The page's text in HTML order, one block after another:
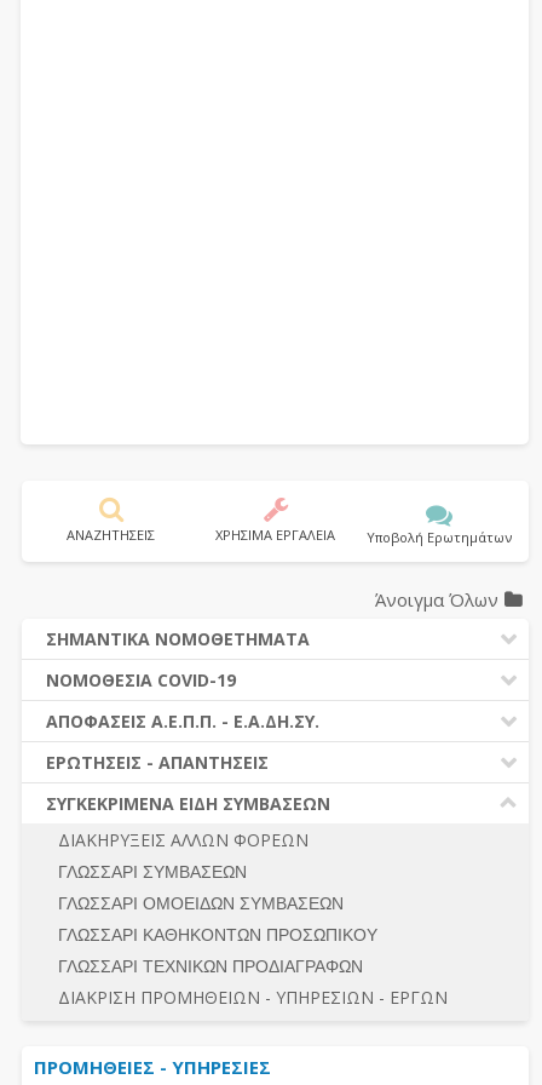
ΑΝΑΖΗΤΗΣΕΙΣ ΧΡΗΣΙΜΑ ΕΡΓΑΛΕΙΑ Υποβολή Ερωτημάτων
Άνοιγμα Όλων
ΣΗΜΑΝΤΙΚΑ ΝΟΜΟΘΕΤΗΜΑΤΑ
ΔΗΜΟΣΙΕΣ ΣΥΜΒΑΣΕΙΣ (Ν. 4412/2016)
ΔΗΜΟΤΙΚΟΣ ΚΩΔΙΚΑΣ (Ν.3463/2006)
ΚΑΛΛΙΚΡΑΤΗΣ (Ν.3852/2010)
ΝΟΜΟΘΕΣΙΑ - ΝΟΜΟΛΟΓΙΑ (ΣΥΝΟΛΟ)
ΝΟΜΟΘΕΣΙΑ COVID-19
ΝΟΜΟΘΕΣΙΑ - ΝΟΜΟΛΟΓΙΑ COVID -19
ΕΡΩΤΗΣΕΙΣ - ΑΠΑΝΤΗΣΕΙΣ
ΑΠΟΦΑΣΕΙΣ Α.Ε.Π.Π. - Ε.Α.ΔΗ.ΣΥ.
ΠΡΟΔΙΚΑΣΤΙΚΗ ΠΡΟΣΦΥΓΗ
ΓΕΝΙΚΟΙ ΚΑΝΟΝΕΣ
ΔΙΚΑΙΟΥΜΕΝΟΙ ΣΥΜΜΕΤΟΧΗΣ
ΠΡΟΣΦΟΡΕΣ – ΔΙΚΑΙΟΛΟΓΗΤΙΚΑ ΣΥΜΜΕΤΟΧΗΣ
ΔΙΕΞΑΓΩΓΗ ΔΙΑΔΙΚΑΣΙΑΣ
ΕΣΗΔΗΣ – ΚΗΜΔΗΣ
ΠΕΡΙΛΗΨΕΙΣ ΑΠΟΦΑΣΕΩΝ Α.Ε.Π.Π. - Ε.Α.ΔΗ.ΣΥ.
ΣΥΝΟΛΟ
ΕΡΩΤΗΣΕΙΣ - ΑΠΑΝΤΗΣΕΙΣ
Ν. 4782/2021 - ΤΡΟΠΟΠΟΙΗΣΗ 4412/2016
ΔΙΕΞΑΓΩΓΗ ΔΙΑΔΙΚΑΣΙΑΣ
ΔΙΑΔΙΚΑΣΙΕΣ ΑΝΑΘΕΣΗΣ
ΓΕΝΙΚΟΙ ΚΑΝΟΝΕΣ
ΠΡΟΕΤΟΙΜΑΣΙΑ - ΔΗΜΟΣΙΟΤΗΤΑ
ΛΟΓΟΙ ΑΠΟΚΛΕΙΣΜΟΥ-ΔΙΚΑΙΟΥΜΕΝΟΙ ΣΥΜΜΕΤΟΧΗΣ
ΠΡΟΣΦΟΡΕΣ - ΔΙΚΑΙΟΛΟΓΗΤΙΚΑ ΣΥΜΜΕΤΟΧΗΣ
ΣΥΓΚΕΚΡΙΜΕΝΑ ΕΙΔΗ ΣΥΜΒΑΣΕΩΝ
ΔΙΑΚΗΡΥΞΕΙΣ ΑΛΛΩΝ ΦΟΡΕΩΝ
ΓΛΩΣΣΑΡΙ ΣΥΜΒΑΣΕΩΝ
ΓΛΩΣΣΑΡΙ ΟΜΟΕΙΔΩΝ ΣΥΜΒΑΣΕΩΝ
ΓΛΩΣΣΑΡΙ ΚΑΘΗΚΟΝΤΩΝ ΠΡΟΣΩΠΙΚΟΥ
ΓΛΩΣΣΑΡΙ ΤΕΧΝΙΚΩΝ ΠΡΟΔΙΑΓΡΑΦΩΝ
ΔΙΑΚΡΙΣΗ ΠΡΟΜΗΘΕΙΩΝ - ΥΠΗΡΕΣΙΩΝ - ΕΡΓΩΝ
ΠΡΟΜΗΘΕΙΕΣ - ΥΠΗΡΕΣΙΕΣ